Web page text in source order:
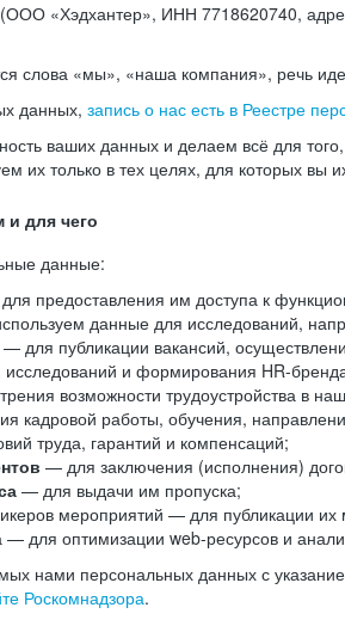
«Хэдхантер», ИНН 7718620740,
слова «мы», «наша компания», речь
данных, запись о нас есть в Реестре
ваших данных и делаем всё для
их только в тех целях, для которых вы
для чего
данные:
предоставления им доступа к
данные для исследований,
— для публикации вакансий,
и формирования HR-
возможности трудоустройства в
кадровой работы, обучения,
труда, гарантий и компенсаций;
— для заключения (исполнения)
— для выдачи им пропуска;
мероприятий — для публикации их
— для оптимизации web-ресурсов и
нами персональных данных с
Роскомнадзора.